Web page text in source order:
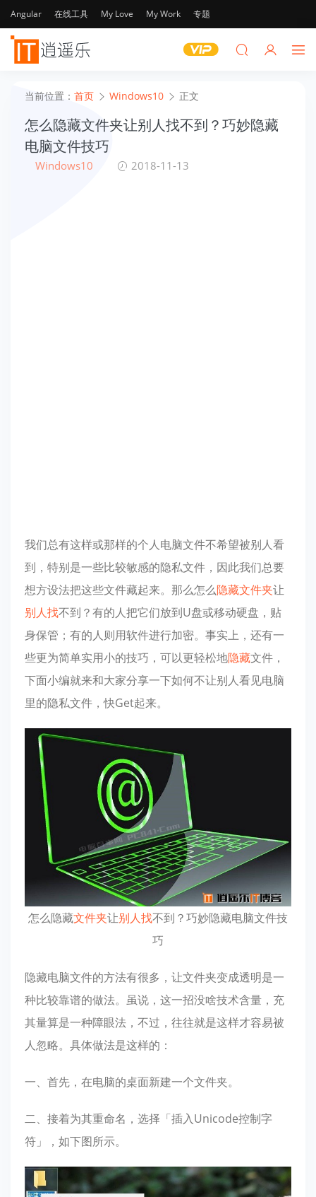
Angular 在线工具 My Love My Work 专题
当前位置： 首页 Windows10 正文
怎么隐藏文件夹让别人找不到？巧妙隐藏
电脑文件技巧
Windows10 2018-11-13
我们总有这样或那样的个人电脑文件不希望被别人看
到，特别是一些比较敏感的隐私文件，因此我们总要
想方设法把这些文件藏起来。那么怎么隐藏文件夹让
别人找不到？有的人把它们放到U盘或移动硬盘，贴
身保管；有的人则用软件进行加密。事实上，还有一
些更为简单实用小的技巧，可以更轻松地隐藏文件，
下面小编就来和大家分享一下如何不让别人看见电脑
里的隐私文件，快Get起来。
怎么隐藏文件夹让别人找不到？巧妙隐藏电脑文件技
巧
隐藏电脑文件的方法有很多，让文件夹变成透明是一
种比较靠谱的做法。虽说，这一招没啥技术含量，充
其量算是一种障眼法，不过，往往就是这样才容易被
人忽略。具体做法是这样的：
一、首先，在电脑的桌面新建一个文件夹。
二、接着为其重命名，选择「插入Unicode控制字
符」，如下图所示。